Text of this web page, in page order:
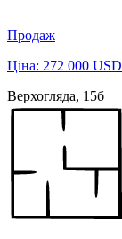
Продаж
Ціна: 272 000 USD
Верхогляда, 15б